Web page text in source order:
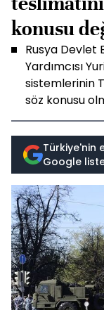
konusu
Rusya Devlet
Yardımcısı
sistemlerinin
söz konusu
Türkiye'nin
Google